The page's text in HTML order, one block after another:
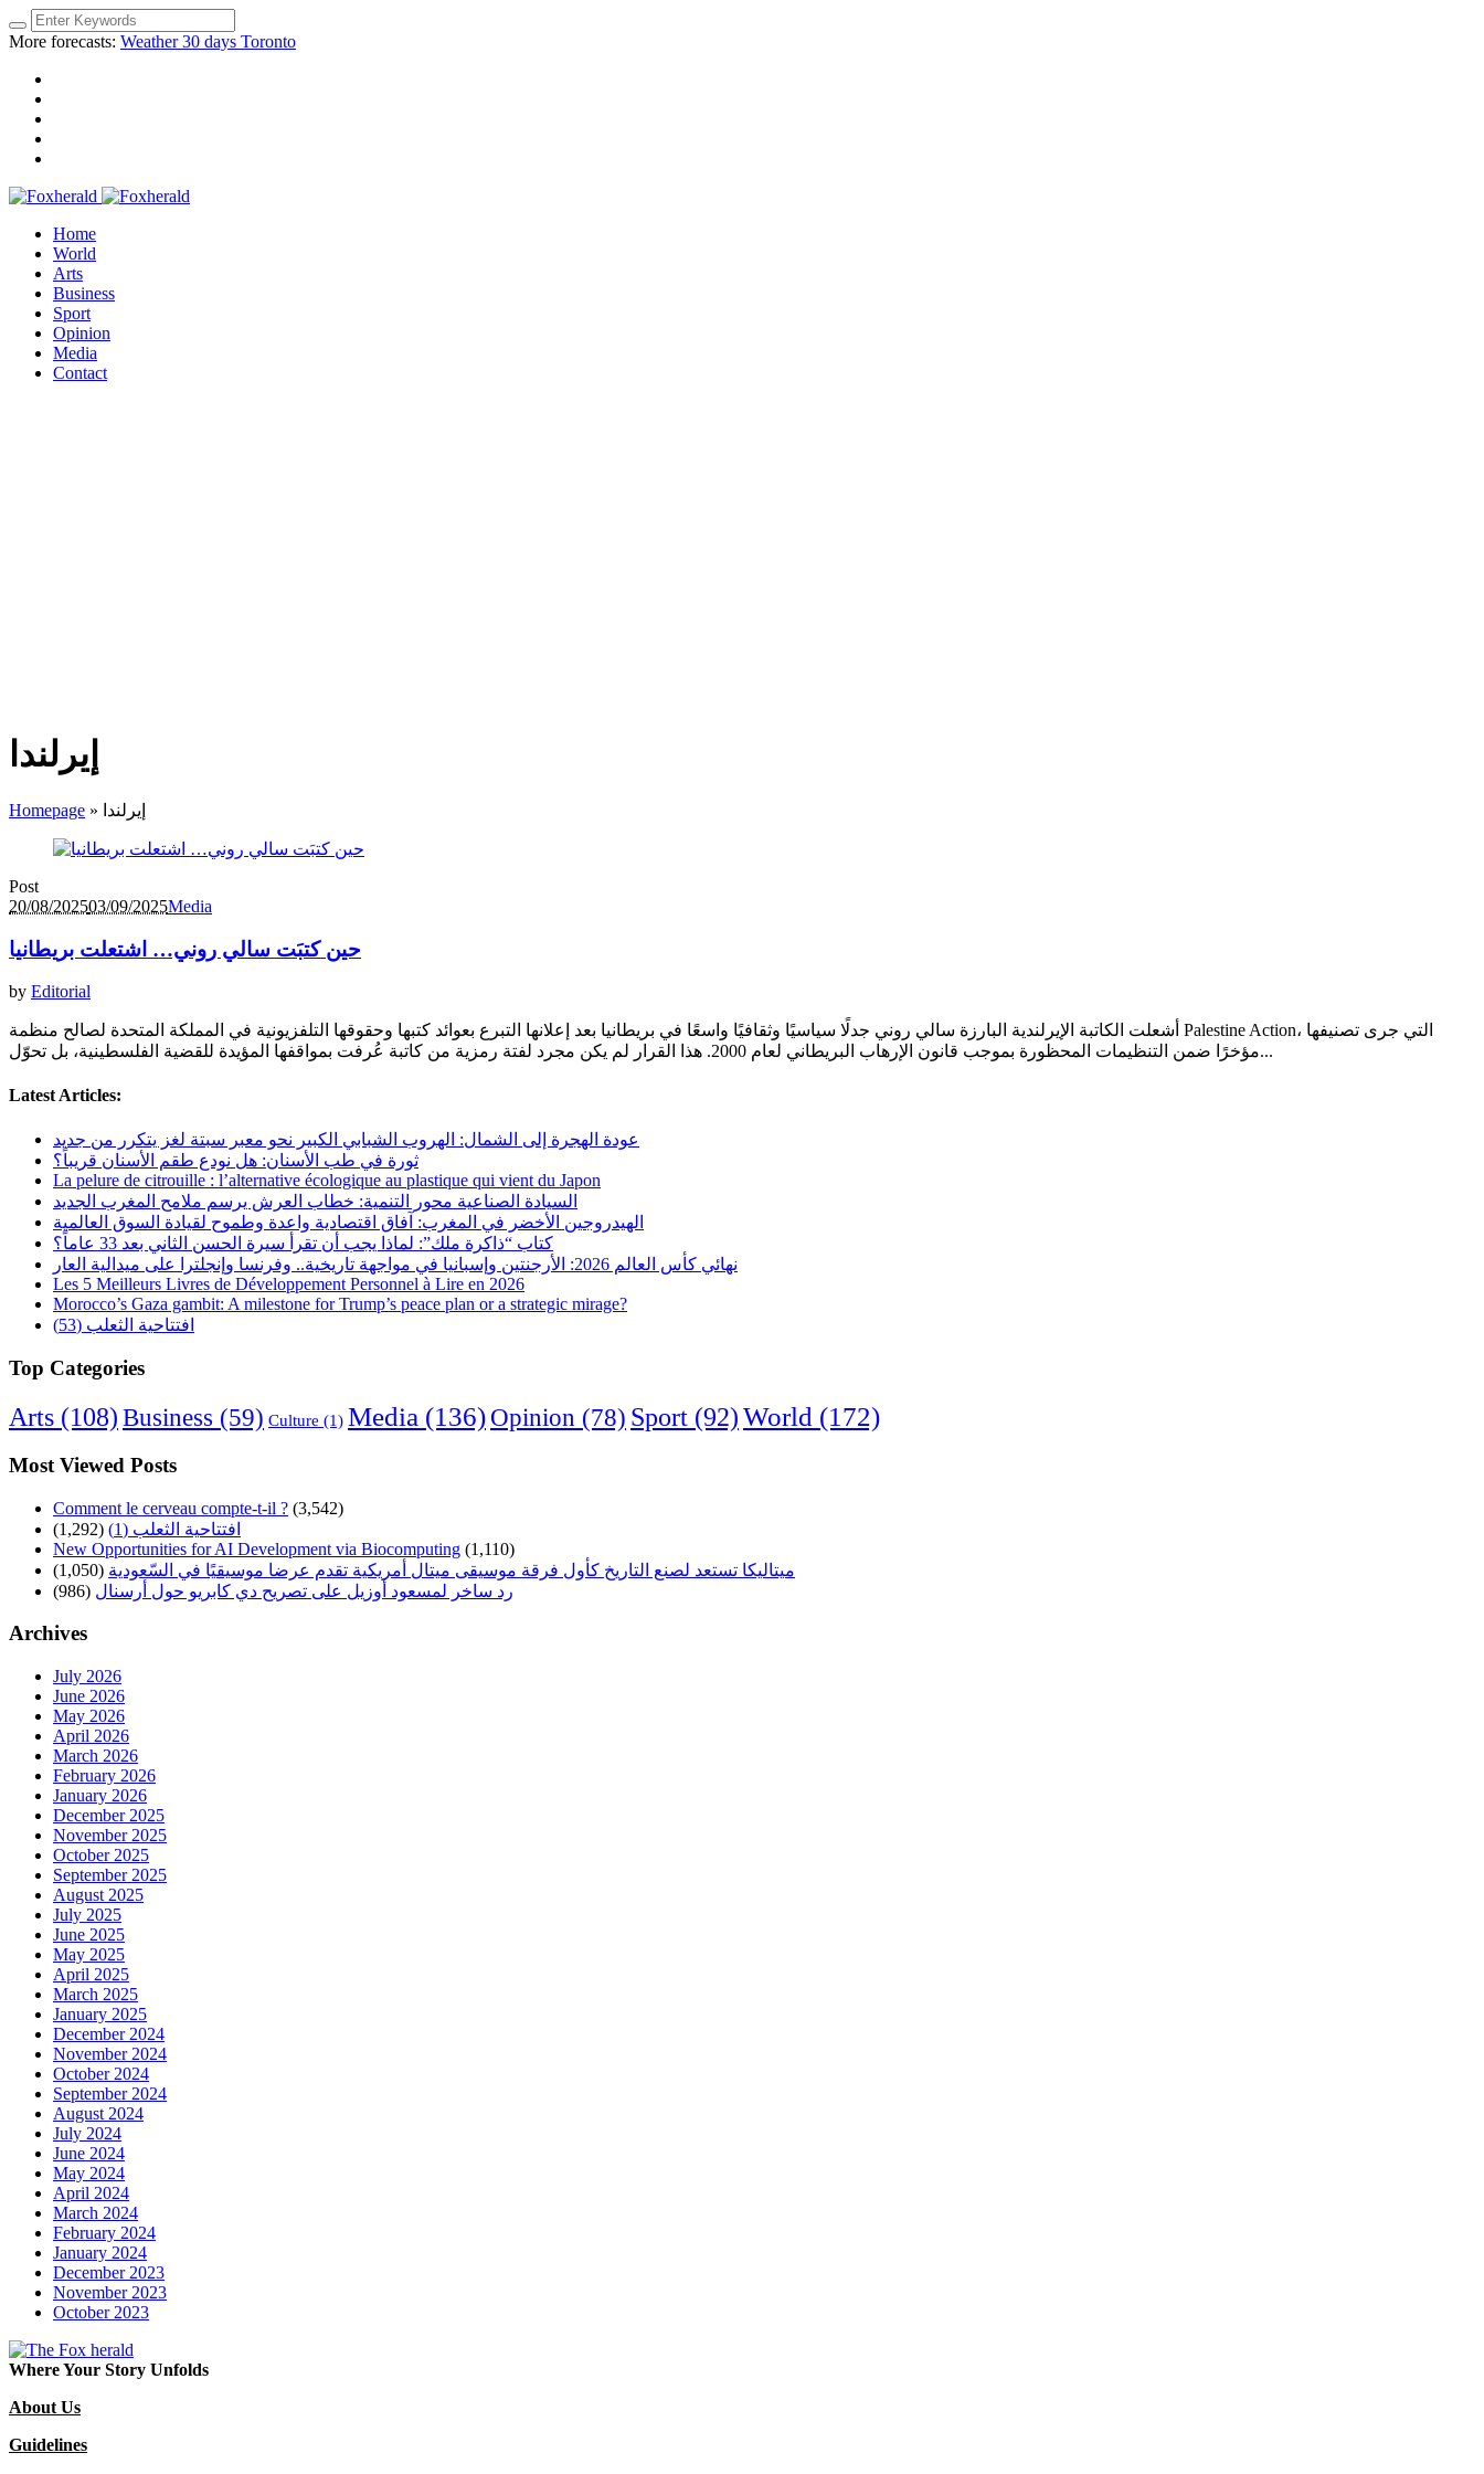
More forecasts: Weather 30 days Toronto
Home
World
Arts
Business
Sport
Opinion
Media
Contact
إيرلندا
Homepage » إيرلندا
Post
20/08/202503/09/2025Media
حين كتبَت سالي روني… اشتعلت بريطانيا
by Editorial
أشعلت الكاتبة الإيرلندية البارزة سالي روني جدلًا سياسيًا وثقافيًا واسعًا في بريطانيا بعد إعلانها التبرع بعوائد كتبها وحقوقها التلفزيونية في المملكة المتحدة لصالح منظمة Palestine Action، التي جرى تصنيفها
مؤخرًا ضمن التنظيمات المحظورة بموجب قانون الإرهاب البريطاني لعام 2000. هذا القرار لم يكن مجرد لفتة رمزية من كاتبة عُرفت بمواقفها المؤيدة للقضية الفلسطينية، بل تحوّل...
Latest Articles:
عودة الهجرة إلى الشمال: الهروب الشبابي الكبير نحو معبر سبتة لغز يتكرر من جديد
ثورة في طب الأسنان: هل نودع طقم الأسنان قريباً؟
La pelure de citrouille : l’alternative écologique au plastique qui vient du Japon
السيادة الصناعية محور التنمية: خطاب العرش يرسم ملامح المغرب الجديد
الهيدروجين الأخضر في المغرب: آفاق اقتصادية واعدة وطموح لقيادة السوق العالمية
كتاب “ذاكرة ملك”: لماذا يجب أن تقرأ سيرة الحسن الثاني بعد 33 عاماً؟
نهائي كأس العالم 2026: الأرجنتين وإسبانيا في مواجهة تاريخية.. وفرنسا وإنجلترا على ميدالية العار
Les 5 Meilleurs Livres de Développement Personnel à Lire en 2026
Morocco’s Gaza gambit: A milestone for Trump’s peace plan or a strategic mirage?
افتتاحية الثعلب (53)
Top Categories
Arts (108) Business (59) Culture (1) Media (136)Opinion (78) Sport (92)World (172)
Most Viewed Posts
Comment le cerveau compte-t-il ? (3,542)
افتتاحية الثعلب (1)
(1,292)
New Opportunities for AI Development via Biocomputing (1,110)
ميتاليكا تستعد لصنع التاريخ كأول فرقة موسيقى ميتال أمريكية تقدم عرضا موسيقيًا في السّعودية (1,050)
رد ساخر لمسعود أوزيل على تصريح دي كابريو حول أرسنال (986)
Archives
July 2026
June 2026
May 2026
April 2026
March 2026
February 2026
January 2026
December 2025
November 2025
October 2025
September 2025
August 2025
July 2025
June 2025
May 2025
April 2025
March 2025
January 2025
December 2024
November 2024
October 2024
September 2024
August 2024
July 2024
June 2024
May 2024
April 2024
March 2024
February 2024
January 2024
December 2023
November 2023
October 2023
Where Your Story Unfolds
About Us
Guidelines